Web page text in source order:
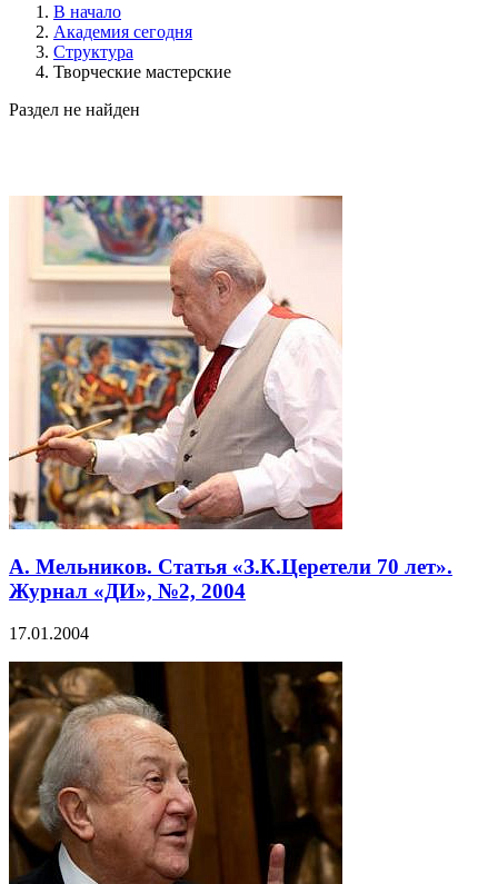
В начало
Академия сегодня
Структура
Творческие мастерские
Раздел не найден
А. Мельников. Статья «З.К.Церетели 70 лет».
Журнал «ДИ», №2, 2004
17.01.2004